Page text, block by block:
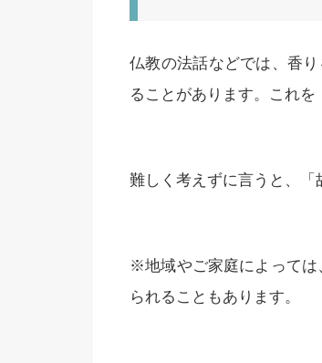
仏教の法話などでは、香
ることがあります。これを
難しく考えずに言うと、「
※地域やご家庭によっては
られることもあります。